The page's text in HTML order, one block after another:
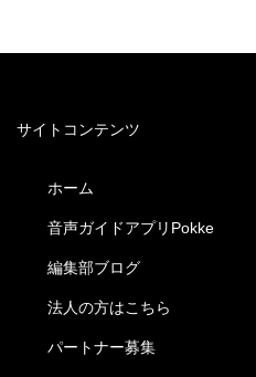
サイトコンテンツ
ホーム
音声ガイドアプリPokke
編集部ブログ
法人の方はこちら
パートナー募集